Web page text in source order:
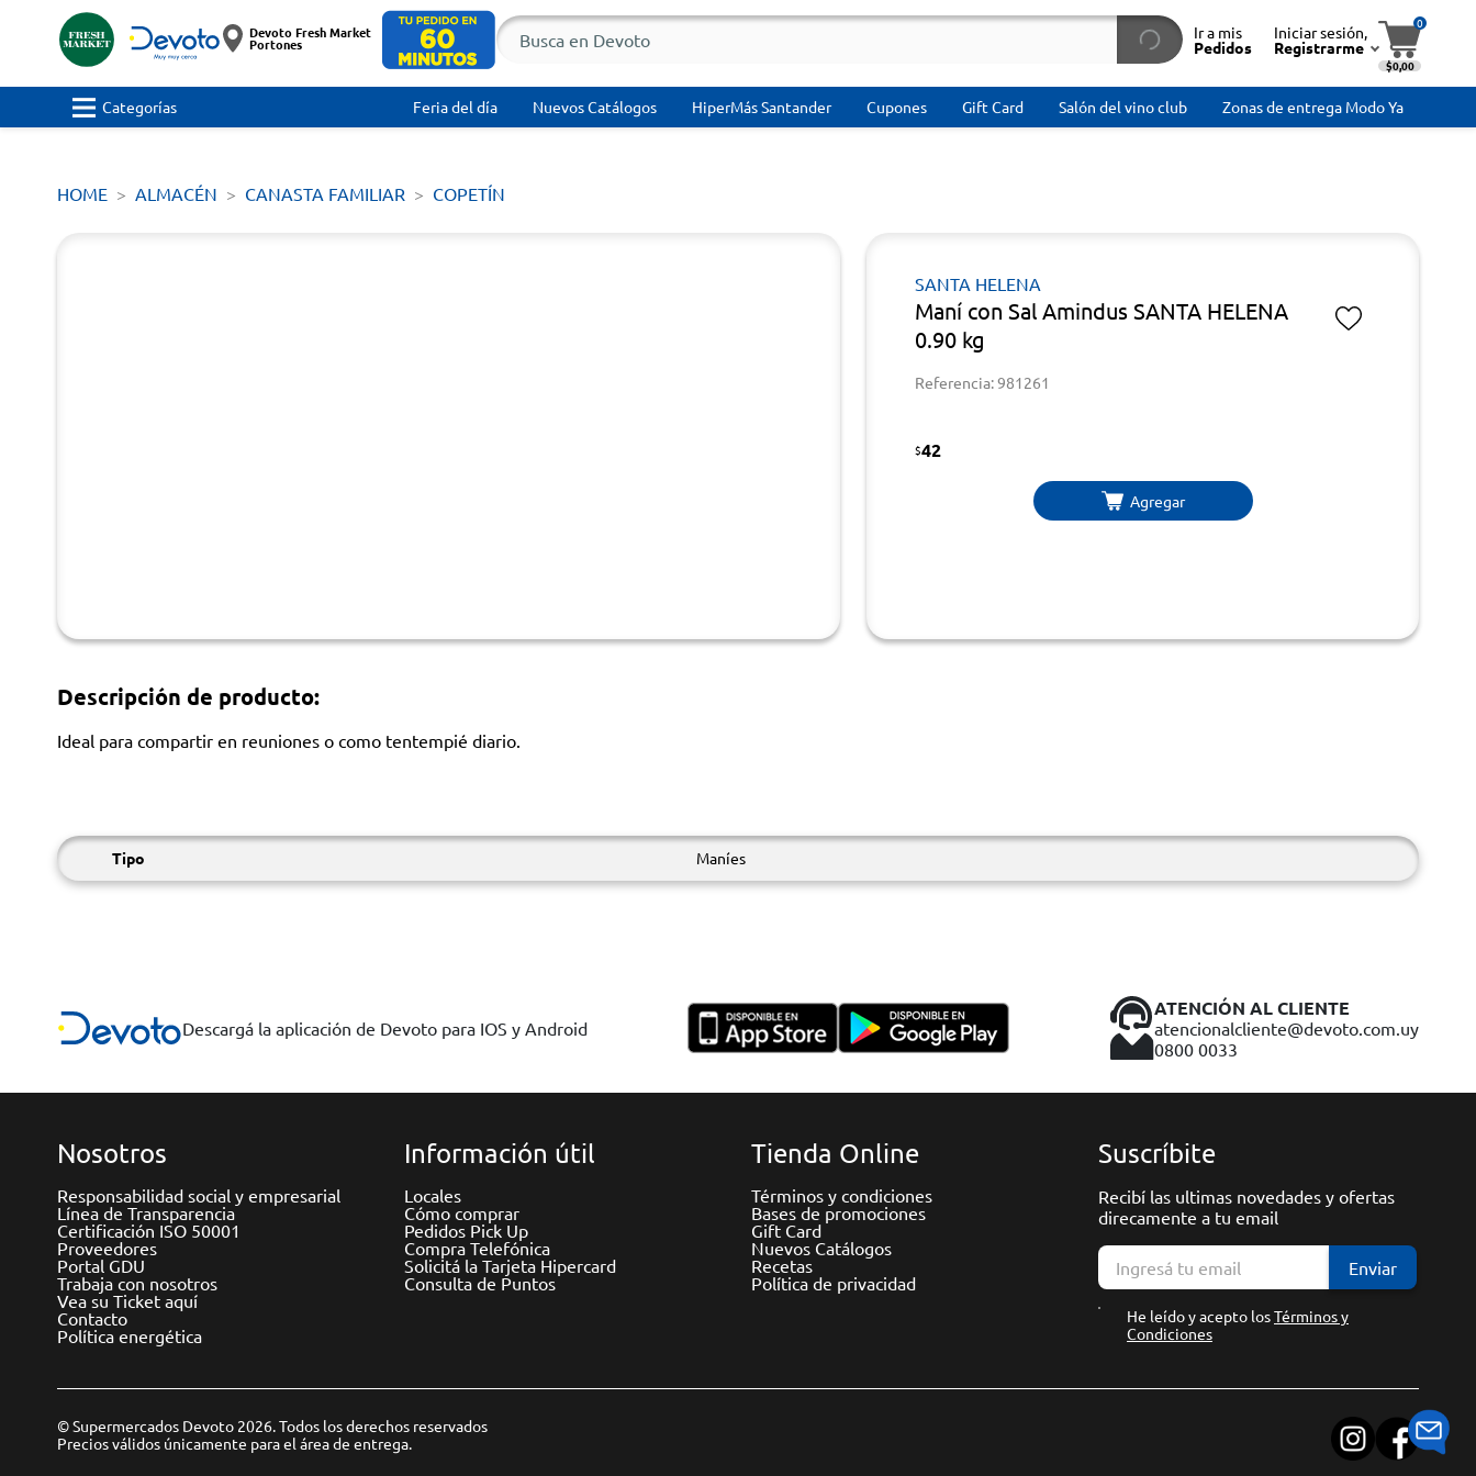
Devoto Fresh Market
Portones
Ir a mis
Pedidos
Iniciar sesión,
Registrarme
0
$0,00
Categorías Feria del día Nuevos Catálogos HiperMás Santander Cupones Gift Card Salón del vino club Zonas de entrega Modo Ya
HOME ALMACÉN CANASTA FAMILIAR COPETÍN
SANTA HELENA
Maní con Sal Amindus SANTA HELENA
0.90 kg
Referencia: 981261
$42
Agregar
Descripción de producto:
Ideal para compartir en reuniones o como tentempié diario.
Tipo Maníes
Descargá la aplicación de Devoto para IOS y Android
ATENCIÓN AL CLIENTE
atencionalcliente@devoto.com.uy
0800 0033
Nosotros
Responsabilidad social y empresarial
Línea de Transparencia
Certificación ISO 50001
Proveedores
Portal GDU
Trabaja con nosotros
Vea su Ticket aquí
Contacto
Política energética
Información útil
Locales
Cómo comprar
Pedidos Pick Up
Compra Telefónica
Solicitá la Tarjeta Hipercard
Consulta de Puntos
Tienda Online
Términos y condiciones
Bases de promociones
Gift Card
Nuevos Catálogos
Recetas
Política de privacidad
Suscríbite
Recibí las ultimas novedades y ofertas
direcamente a tu email
Enviar
He leído y acepto losTérminos y
Condiciones
© Supermercados Devoto 2026. Todos los derechos reservados
Precios válidos únicamente para el área de entrega.